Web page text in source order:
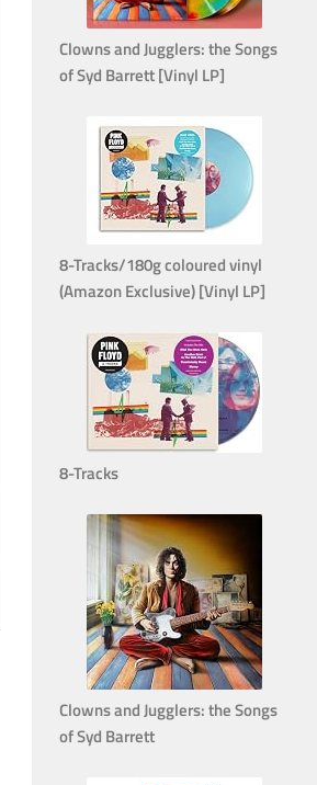
Clowns and Jugglers: the Songs
of Syd Barrett [Vinyl LP]
8-Tracks/180g coloured vinyl
(Amazon Exclusive) [Vinyl LP]
8-Tracks
Clowns and Jugglers: the Songs
of Syd Barrett